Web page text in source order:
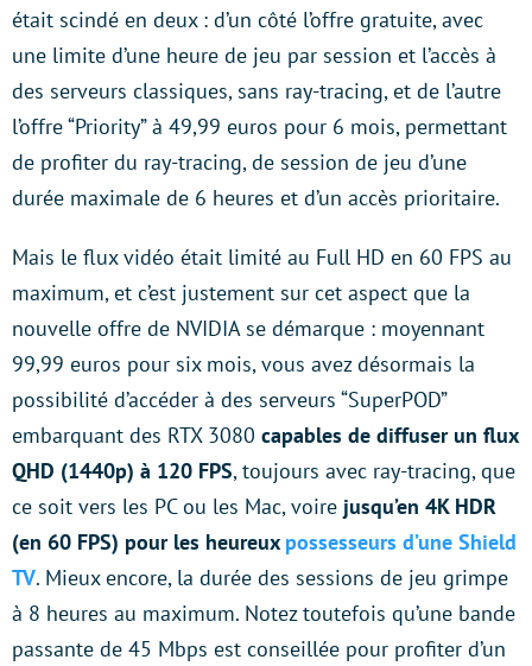
était scindé en deux : d’un côté l’offre gratuite, avec
une limite d’une heure de jeu par session et l’accès à
des serveurs classiques, sans ray-tracing, et de l’autre
l’offre “Priority” à 49,99 euros pour 6 mois, permettant
de profiter du ray-tracing, de session de jeu d’une
durée maximale de 6 heures et d’un accès prioritaire.
Mais le flux vidéo était limité au Full HD en 60 FPS au
maximum, et c’est justement sur cet aspect que la
nouvelle offre de NVIDIA se démarque : moyennant
99,99 euros pour six mois, vous avez désormais la
possibilité d’accéder à des serveurs “SuperPOD”
embarquant des RTX 3080 capables de diffuser un flux
QHD (1440p) à 120 FPS, toujours avec ray-tracing, que
ce soit vers les PC ou les Mac, voire jusqu’en 4K HDR
(en 60 FPS) pour les heureux possesseurs d’une Shield
TV. Mieux encore, la durée des sessions de jeu grimpe
à 8 heures au maximum. Notez toutefois qu’une bande
passante de 45 Mbps est conseillée pour profiter d’un